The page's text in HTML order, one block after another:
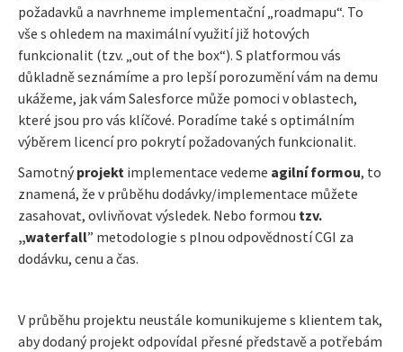
požadavků a navrhneme implementační „roadmapu“. To
vše s ohledem na maximální využití již hotových
funkcionalit (tzv. „out of the box“). S platformou vás
důkladně seznámíme a pro lepší porozumění vám na demu
ukážeme, jak vám Salesforce může pomoci v oblastech,
které jsou pro vás klíčové. Poradíme také s optimálním
výběrem licencí pro pokrytí požadovaných funkcionalit.
Samotný projekt implementace vedeme agilní formou, to
znamená, že v průběhu dodávky/implementace můžete
zasahovat, ovlivňovat výsledek. Nebo formou tzv.
„waterfall” metodologie s plnou odpovědností CGI za
dodávku, cenu a čas.
V průběhu projektu neustále komunikujeme s klientem tak,
aby dodaný projekt odpovídal přesné představě a potřebám